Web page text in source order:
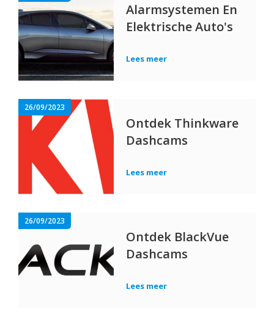
Alarmsystemen En
Elektrische Auto's
Lees meer
26/09/2023
Ontdek Thinkware
Dashcams
Lees meer
26/09/2023
Ontdek BlackVue
Dashcams
Lees meer